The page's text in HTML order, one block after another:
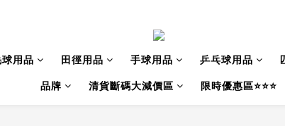
用品 田徑用品 手球用品 乒乓球用品
品牌 清貨斷碼大減價區 限時優惠區⭐⭐⭐